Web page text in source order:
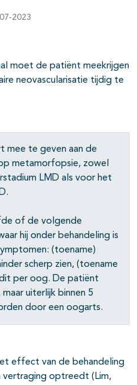
2023
moet de patiënt meekrijgen
neovascularisatie tijdig te
mee te geven aan de
metamorfopsie, zowel
LMD als voor het
of de volgende
hij onder behandeling is
(toename)
scherp zien, (toename
per oog. De patiënt
uiterlijk binnen 5
door een oogarts.
effect van de behandeling
vertraging optreedt (Lim,